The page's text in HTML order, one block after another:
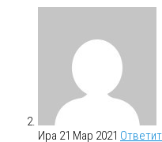
Ира 21 Мар 2021